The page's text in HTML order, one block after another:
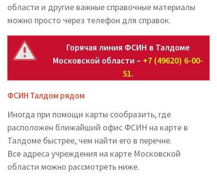
области и другие важные справочные материалы
можно просто через телефон для справок.
Горячая линия ФСИН в Талдоме
Московской области – +7 (49620) 6-00-
51.
ФСИН Талдом рядом
Иногда при помощи карты сообразить, где
расположен ближайший офис ФСИН на карте в
Талдоме быстрее, чем найти его в перечне.
Все адреса учреждения на карте Московской
области можно рассмотреть ниже.